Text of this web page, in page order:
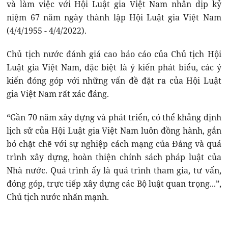
và làm việc với Hội Luật gia Việt Nam nhân dịp kỷ
niệm 67 năm ngày thành lập Hội Luật gia Việt Nam
(4/4/1955 - 4/4/2022).
Chủ tịch nước đánh giá cao báo cáo của Chủ tịch Hội
Luật gia Việt Nam, đặc biệt là ý kiến phát biểu, các ý
kiến đóng góp với những vấn đề đặt ra của Hội Luật
gia Việt Nam rất xác đáng.
“Gần 70 năm xây dựng và phát triển, có thể khẳng định
lịch sử của Hội Luật gia Việt Nam luôn đồng hành, gắn
bó chặt chẽ với sự nghiệp cách mạng của Đảng và quá
trình xây dựng, hoàn thiện chính sách pháp luật của
Nhà nước. Quá trình ấy là quá trình tham gia, tư vấn,
đóng góp, trực tiếp xây dựng các Bộ luật quan trọng...”,
Chủ tịch nước nhấn mạnh.